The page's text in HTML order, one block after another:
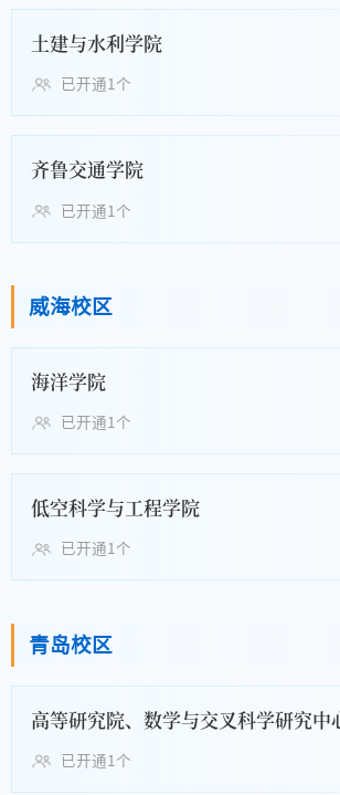
土建与水利学院
已开通1个
齐鲁交通学院
已开通1个
威海校区
海洋学院
已开通1个
低空科学与工程学院
已开通1个
青岛校区
已开通1个